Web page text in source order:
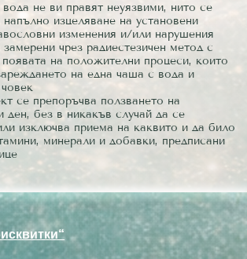
вода не ви правят неуязвими, нито се
напълно изцеляване на установени
изменения и/или нарушения
замерени чрез радиестезичен метод с
на положителни процеси, които
на една чаша с вода и
се препоръчва ползването на
ден, без в никакъв случай да се
изключва приема на каквито и да било
минерали и добавки, предписани